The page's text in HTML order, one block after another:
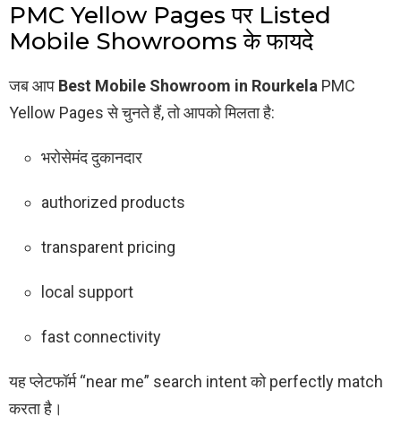
PMC Yellow Pages पर Listed
Mobile Showrooms के फायदे
जब आप Best Mobile Showroom in Rourkela PMC
Yellow Pages से चुनते हैं, तो आपको मिलता है:
भरोसेमंद दुकानदार
authorized products
transparent pricing
local support
fast connectivity
यह प्लेटफॉर्म “near me” search intent को perfectly match
करता है।